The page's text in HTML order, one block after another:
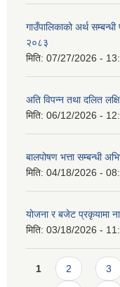
गाउँपालिकाको अर्थ
२०८३
मिति: 07/27/2026 -
अति विपन्न तथा दलित
मिति: 06/12/2026 -
बालपोषण भत्ता सम्बन्धी
मिति: 04/18/2026 -
योजना र बजेट प्रकृयामा
मिति: 03/18/2026 -
Pages
1 2 3